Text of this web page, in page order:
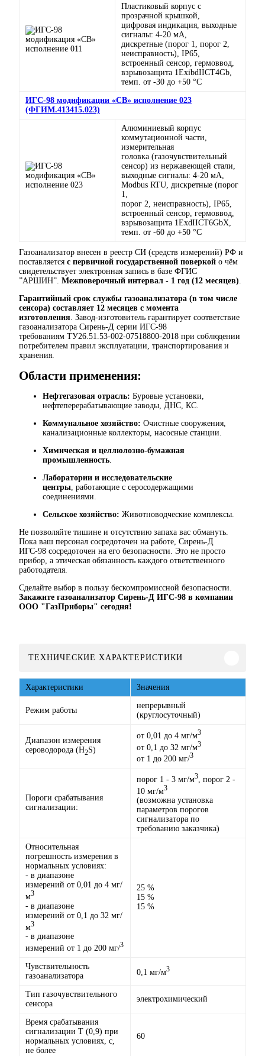
Пластиковый корпус с
прозрачной крышкой,
цифровая индикация, выходные
сигналы: 4-20 мА,
дискретные (порог 1, порог 2,
неисправность), IP65,
встроенный сенсор, гермоввод,
взрывозащита 1ExibdIICT4Gb,
темп. от -30 до +50 °C
ИГС-98 модификации «СВ» исполнение 023
(ФГИМ.413415.023)
Алюминиевый корпус
коммутационной части,
измерительная
головка (газочувствительный
сенсор) из нержавеющей стали,
выходные сигналы: 4-20 мА,
Modbus RTU, дискретные (порог
1,
порог 2, неисправность), IP65,
встроенный сенсор, гермоввод,
взрывозащита 1ExdIICT6GbX,
темп. от -60 до +50 °C
Газоанализатор внесен в реестр СИ (средств измерений) РФ и
поставляется с первичной государственной поверкой о чём
свидетельствует электронная запись в базе ФГИС
”АРШИН”. Межповерочный интервал - 1 год (12 месяцев).
Гарантийный срок службы газоанализатора (в том числе
сенсора) составляет 12 месяцев с момента
изготовления. Завод-изготовитель гарантирует соответствие
газоанализатора Сирень-Д серии ИГС-98
требованиям ТУ26.51.53-002-07518800-2018 при соблюдении
потребителем правил эксплуатации, транспортирования и
хранения.
Области применения:
Нефтегазовая отрасль: Буровые установки,
нефтеперерабатывающие заводы, ДНС, КС.
Коммунальное хозяйство: Очистные сооружения,
канализационные коллекторы, насосные станции.
Химическая и целлюлозно-бумажная
промышленность.
Лаборатории и исследовательские
центры, работающие с серосодержащими
соединениями.
Сельское хозяйство: Животноводческие комплексы.
Не позволяйте тишине и отсутствию запаха вас обмануть.
Пока ваш персонал сосредоточен на работе, Сирень-Д
ИГС-98 сосредоточен на его безопасности. Это не просто
прибор, а этическая обязанность каждого ответственного
работодателя.
Сделайте выбор в пользу бескомпромиссной безопасности.
Закажите газоанализатор Сирень-Д ИГС-98 в компании
ООО "ГазПриборы" сегодня!
ТЕХНИЧЕСКИЕ ХАРАКТЕРИСТИКИ
Характеристики Значения
Режим работы
непрерывный
(круглосуточный)
Диапазон измерения
сероводорода (H2S)
от 0,01 до 4 мг/м3
от 0,1 до 32 мг/м3
от 1 до 200 мг/3
Пороги срабатывания
сигнализации:
порог 1 - 3 мг/м3 , порог 2 -
10 мг/м3
(возможна установка
параметров порогов
сигнализатора по
требованию заказчика)
Относительная
погрешность измерения в
нормальных условиях:
- в диапазоне
измерений от 0,01 до 4 мг/
м3
- в диапазоне
измерений от 0,1 до 32 мг/
м3
- в диапазоне
измерений от 1 до 200 мг/3
25 %
15 %
15 %
Чувствительность
газоанализатора
0,1 мг/м3
Тип газочувствительного
сенсора
электрохимический
Время срабатывания
сигнализации Т (0,9) при
нормальных условиях, с,
не более
60